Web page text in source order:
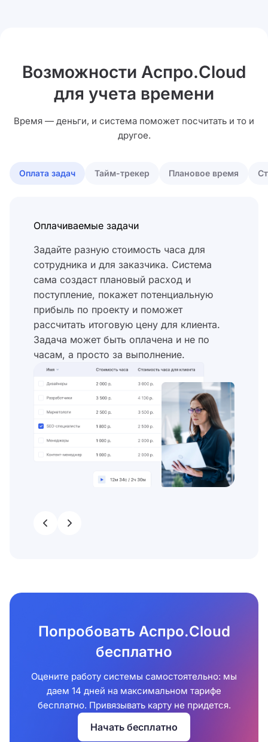
Возможности Аспро.Cloud
для учета времени
Время — деньги, и система поможет посчитать и то и
другое.
Оплата задач Тайм-трекер Плановое время
Оплачиваемые задачи
Задайте разную стоимость часа для
сотрудника и для заказчика. Система
сама создаст плановый расход и
поступление, покажет потенциальную
прибыль по проекту и поможет
рассчитать итоговую цену для клиента.
Задача может быть оплачена и не по
часам, а просто за выполнение.
Попробовать Аспро.Cloud
бесплатно
Оцените работу системы самостоятельно: мы
даем 14 дней на максимальном тарифе
бесплатно. Привязывать карту не придется.
Начать бесплатно